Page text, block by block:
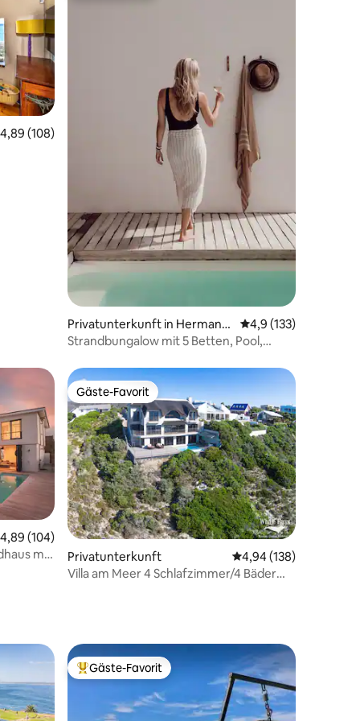
Bewertung: 4,89 von 5, 108 Bewertungen
4,89 (108)
Privatunterkunft in Hermanu
s
Durchschnittliche
4,9 (133)
Strandbungalow mit 5 Betten, Pool,
Bewertungen
Bewertung: 4,89 von 5, 104 Bewertungen
4,89 (104)
mit
Gäste-Favorit
Gäste-Favorit
Privatunterkunft Durchschnittliche
4,94 (138)
Villa am Meer 4 Schlafzimmer/4 Bäder
Beliebter Gäste-Favorit.
Gäste-Favorit